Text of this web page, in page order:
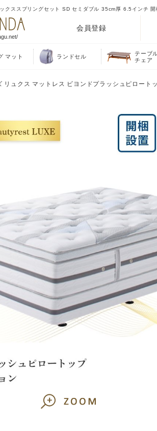
ススプリングセット SD セミダブル 35cm厚 6.5インチ 開
会員登録
マット ランドセル
テーブ
チェア
リュクス マットレス ビヨンドプラッシュピロー